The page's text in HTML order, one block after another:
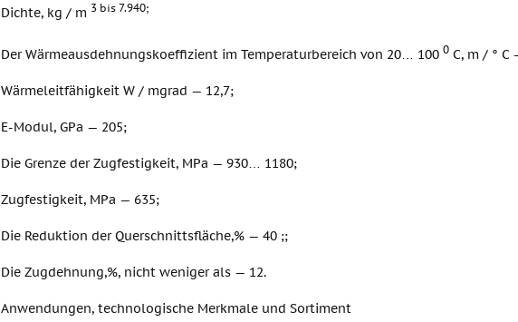
Dichte, kg / m 3 bis 7.940;
Der Wärmeausdehnungskoeffizient im Temperaturbereich von 20… 100 0 C, m / ° C
Wärmeleitfähigkeit W / mgrad — 12,7;
E-Modul, GPa — 205;
Die Grenze der Zugfestigkeit, MPa — 930… 1180;
Zugfestigkeit, MPa — 635;
Die Reduktion der Querschnittsfläche,% — 40 ;;
Die Zugdehnung,%, nicht weniger als — 12.
Anwendungen, technologische Merkmale und Sortiment